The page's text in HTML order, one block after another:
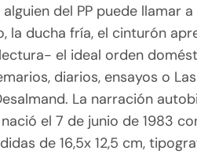
del PP puede llamar
la ducha fría, el cinturón
el ideal orden
diarios, ensayos o
La narración
el 7 de junio de 1983
de 16,5x 12,5 cm,